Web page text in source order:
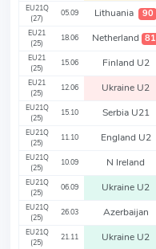
EU21Q
(27)
05.09 Lithuania 90
EU21
(25)
18.06 Netherland 81
EU21
(25)
15.06 Finland U2
EU21
(25)
12.06 Ukraine U2
EU21Q
(25)
15.10 Serbia U21
EU21Q
(25)
11.10 England U2
EU21Q
(25)
10.09 N Ireland
EU21Q
(25)
06.09 Ukraine U2
EU21Q
(25)
26.03 Azerbaijan
EU21Q
(25)
21.11 Ukraine U2